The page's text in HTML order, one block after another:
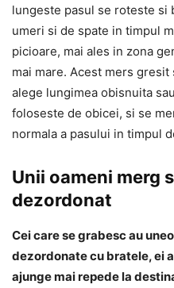
lungeste pasul se roteste si
umeri si de spate in timpul
picioare, mai ales in zona
mai mare. Acest mers
alege lungimea obisnuita
foloseste de obicei, si se
normala a pasului in timpul
Unii oameni merg
dezordonat
Cei care se grabesc au
dezordonate cu bratele, ei
ajunge mai repede la